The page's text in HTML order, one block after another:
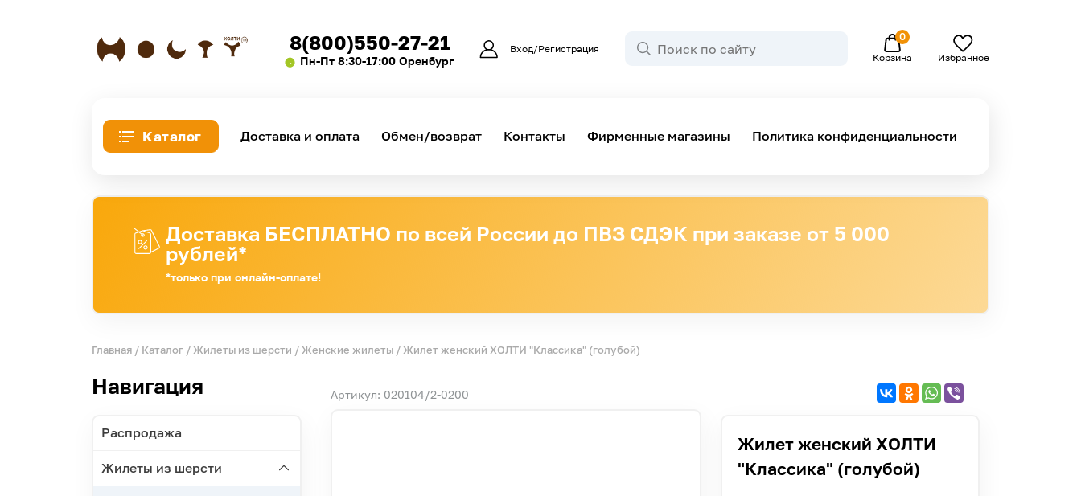
8(800)550-27-21
Пн-Пт 8:30-17:00 Оренбург
Вход/Регистрация
0
Корзина Избранное
Каталог Доставка и оплата Обмен/возврат Контакты Фирменные магазины Политика конфиденциальности
Доставка БЕСПЛАТНО по всей России до ПВЗ СДЭК при заказе от 5 000
рублей*
*только при онлайн-оплате!
Главная / Каталог / Жилеты из шерсти / Женские жилеты / Жилет женский ХОЛТИ "Классика" (голубой)
Навигация
Распродажа
Жилеты из шерсти
Артикул: 020104/2-0200
Жилет женский ХОЛТИ
"Классика" (голубой)